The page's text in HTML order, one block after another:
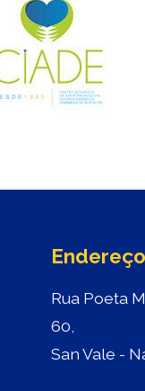
Endereço
Rua Poeta
60,
San Vale -